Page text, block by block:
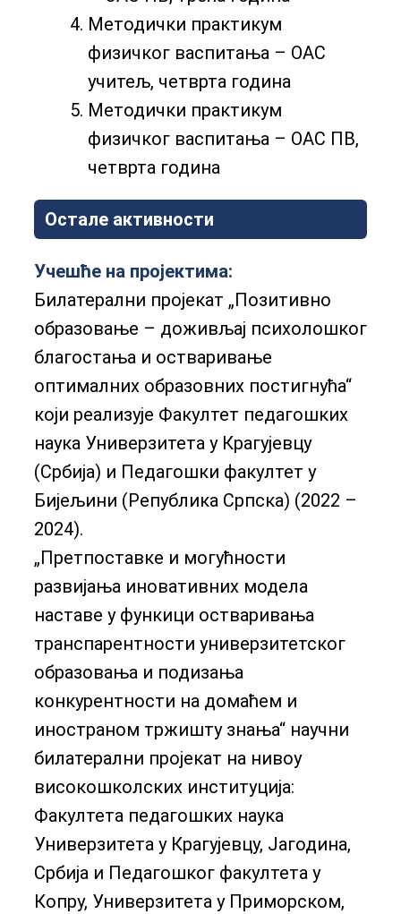
Методички практикум
физичког васпитања – ОАС
учитељ, четврта година
Методички практикум
физичког васпитања – ОАС ПВ,
четврта година
Остале активности
Учешће на пројектима:
Билатерални пројекат „Позитивно
образовање – доживљај психолошког
благостања и остваривање
оптималних образовних постигнућа“
који реализује Факултет педагошких
наука Универзитета у Крагујевцу
(Србија) и Педагошки факултет у
Бијељини (Република Српска) (2022 –
2024).
„Претпоставке и могућности
развијања иновативних модела
наставе у функици остваривања
транспарентности универзитетског
образовања и подизања
конкурентности на домаћем и
иностраном тржишту знања“ научни
билатерални пројекат на нивоу
високошколских институција:
Факултета педагошких наука
Универзитета у Крагујевцу, Јагодина,
Србија и Педагошког факултета у
Копру, Универзитета у Приморском,